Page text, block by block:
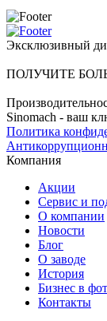
Эксклюзивный
ПОЛУЧИТЕ
Sinomach - ваш
Политика
Компания
Акции
Сервис и
О компании
Новости
Блог
О заводе
История
Бизнес в
Контакты